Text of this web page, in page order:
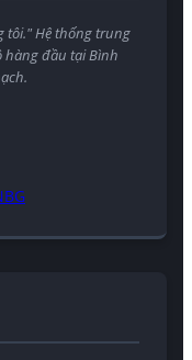
tôi." Hệ thống trung
hàng đầu tại Bình